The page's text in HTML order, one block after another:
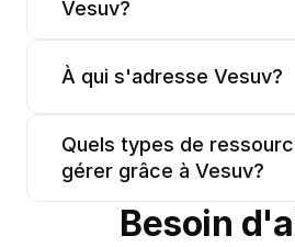
Vesuv?
À qui s'adresse Vesuv?
Quels types de
gérer grâce à Vesuv?
Besoin